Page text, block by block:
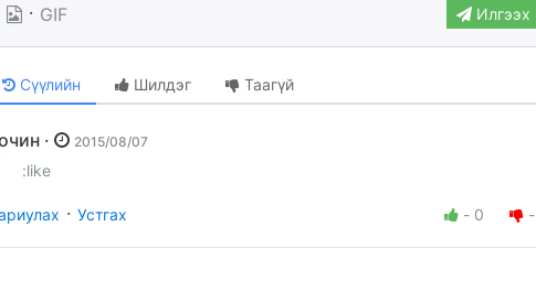
· GIF Илгээх
Сүүлийн Шилдэг Таагүй
Зочин · 2015/08/07
:like
· Устгах - 0 -